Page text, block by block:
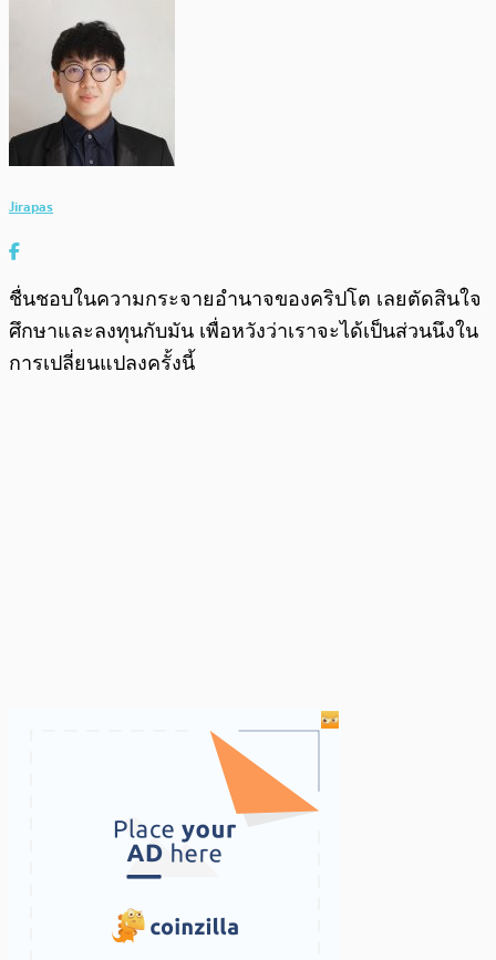
Jirapas
ชื่นชอบในความกระจายอำนาจของคริปโต เลยตัดสินใจ
ศึกษาและลงทุนกับมัน เพื่อหวังว่าเราจะได้เป็นส่วนนึงใน
การเปลี่ยนแปลงครั้งนี้